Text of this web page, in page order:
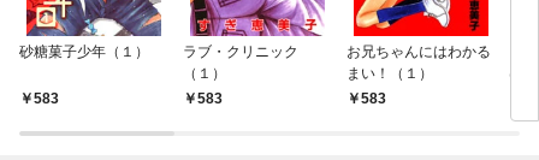
砂糖菓子少年（１）
583
ラブ・クリニック
（１）
583
お兄ちゃんにはわかる
まい！（１）
583
は